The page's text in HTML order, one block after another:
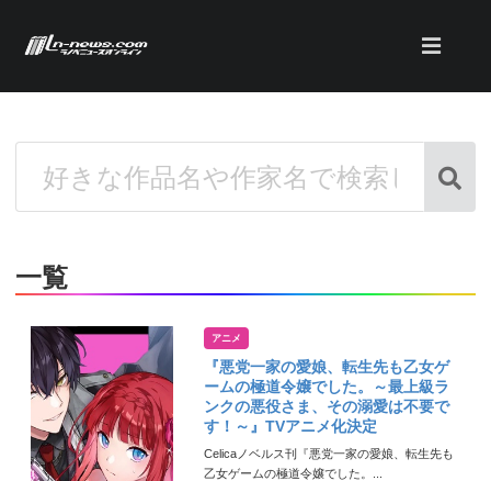
一覧
アニメ
『悪党一家の愛娘、転生先も乙女ゲ
ームの極道令嬢でした。～最上級ラ
ンクの悪役さま、その溺愛は不要で
す！～』TVアニメ化決定
Celicaノベルス刊『悪党一家の愛娘、転生先も
乙女ゲームの極道令嬢でした。...